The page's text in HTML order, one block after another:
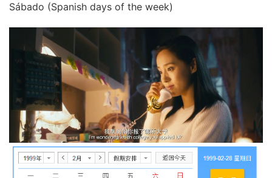
Sábado (Spanish days of the week)